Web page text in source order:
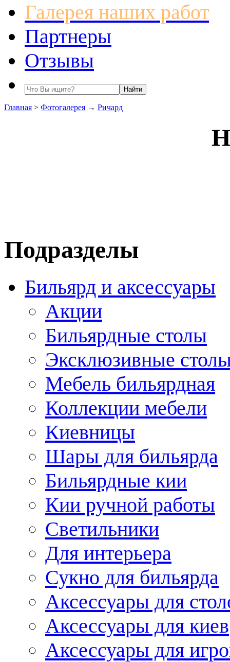
Галерея наших работ
Партнеры
Отзывы
Главная > Фотогалерея → Ричард
Подразделы
Бильярд и аксессуары
Акции
Бильярдные столы
Эксклюзивные
Мебель бильярдная
Коллекции мебели
Киевницы
Шары для бильярда
Бильярдные кии
Кии ручной работы
Светильники
Для интерьера
Сукно для бильярда
Аксессуары для
Аксессуары для киев
Аксессуары для